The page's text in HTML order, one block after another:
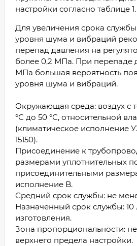
настройки согласно таблице 1.
Для увеличения срока
уровня шума и вибраций
перепад давления на
более 0,2 МПа. При перепаде
МПа большая вероятность
уровня шума и вибраций.
Окружающая среда: воздух с
°С до 50 °С, относительной
(климатическое исполнение
15150).
Присоединение к
размерами уплотнительных
присоединительными
исполнение B.
Средний срок службы: не
Назначенный срок службы: 10
изготовления.
Зона пропорциональности: не
верхнего предела настройки.